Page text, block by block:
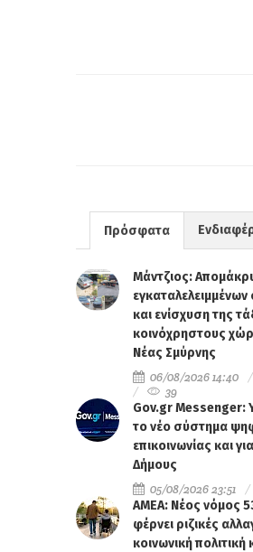
Πρόσφατα
Μάντζιος:
και ενίσχυση της
κοινόχρηστους
Νέας Σμύρνης
06/08/2026 14:40
39
Gov.gr Messenger:
το νέο σύστημα
επικοινωνίας και
Δήμους
05/08/2026 23:51
ΑΜΕΑ: Νέος νόμος
φέρνει ριζικές
κοινωνική πολιτική